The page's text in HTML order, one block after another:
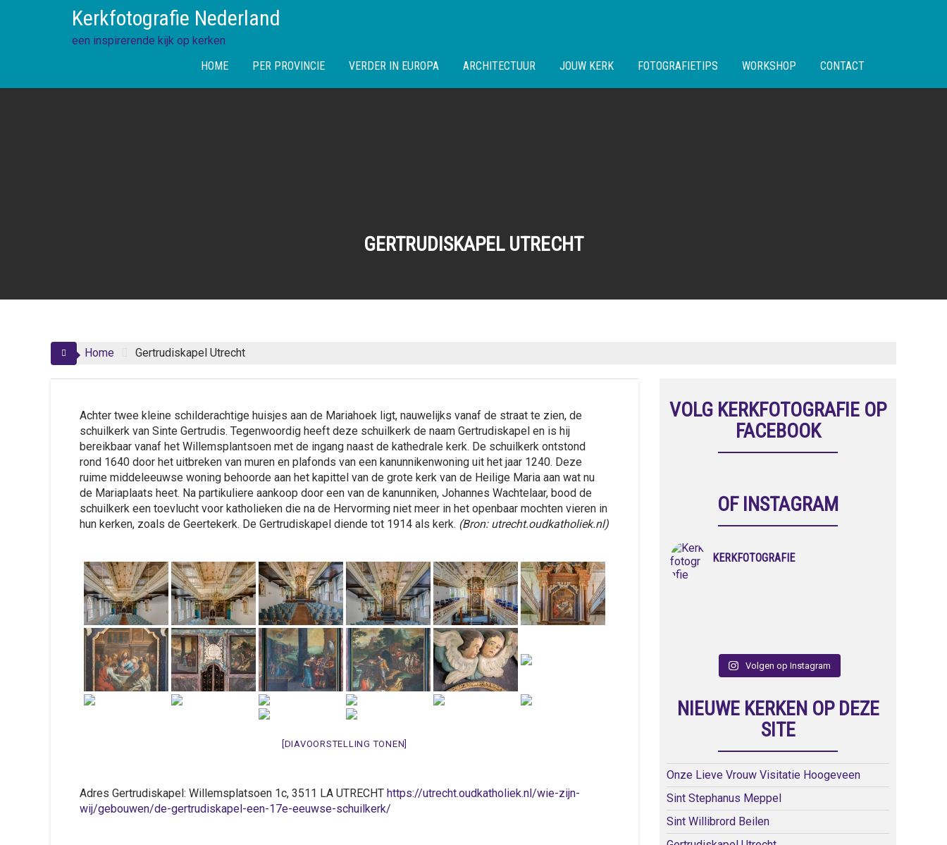
Kerkfotografie Nederland
een inspirerende kijk op kerken
HOME
PER PROVINCIE VERDER IN EUROPA ARCHITECTUUR JOUW KERK FOTOGRAFIETIPS WORKSHOP CONTACT
GERTRUDISKAPEL UTRECHT
Home Gertrudiskapel Utrecht
Achter twee kleine schilderachtige huisjes aan de Mariahoek ligt, nauwelijks vanaf de straat te zien, de
schuilkerk van Sinte Gertrudis. Tegenwoordig heeft deze schuilkerk de naam Gertrudiskapel en is hij
bereikbaar vanaf het Willemsplantsoen met de ingang naast de kathedrale kerk. De schuilkerk ontstond
rond 1640 door het uitbreken van muren en plafonds van een kanunnikenwoning uit het jaar 1240. Deze
ruime middeleeuwse woning behoorde aan het kapittel van de grote kerk van de Heilige Maria aan wat nu
de Mariaplaats heet. Na partikuliere aankoop door een van de kanunniken, Johannes Wachtelaar, bood de
schuilkerk een toevlucht voor katholieken die na de Hervorming niet meer in het openbaar mochten vieren in
hun kerken, zoals de Geertekerk. De Gertrudiskapel diende tot 1914 als kerk. (Bron: utrecht.oudkatholiek.nl)
[DIAVOORSTELLING TONEN]
Adres Gertrudiskapel: Willemsplatsoen 1c, 3511 LA UTRECHT https://utrecht.oudkatholiek.nl/wie-zijn-
wij/gebouwen/de-gertrudiskapel-een-17e-eeuwse-schuilkerk/
VOLG KERKFOTOGRAFIE OP
FACEBOOK
OF INSTAGRAM
KERKFOTOGRAFIE
Volgen op Instagram
NIEUWE KERKEN OP DEZE
SITE
Onze Lieve Vrouw Visitatie Hoogeveen
Sint Stephanus Meppel
Sint Willibrord Beilen